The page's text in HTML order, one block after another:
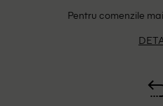
Pentru comenzile